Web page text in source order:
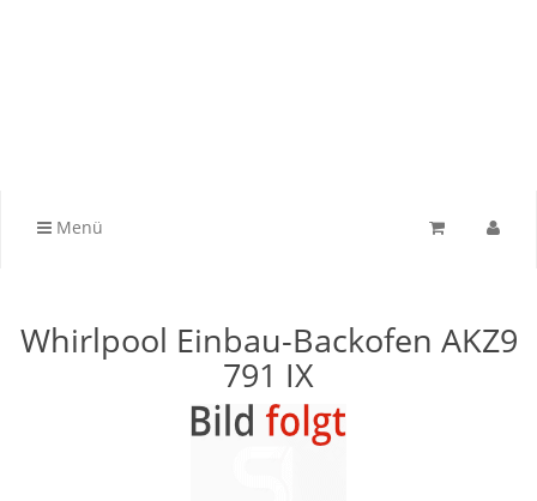
Menü
Whirlpool Einbau-Backofen AKZ9
791 IX